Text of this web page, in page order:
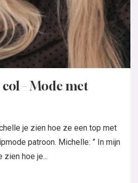
– Mode met
je zien hoe ze een top met
patroon. Michelle: ” In mijn
zien hoe je...